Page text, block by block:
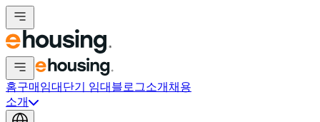
홈구매 임대 단기 임대 블로그소개 채용
소개